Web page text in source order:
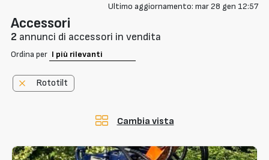
Ultimo aggiornamento: mar 28 gen 12:57
Accessori
2 annunci di accessori in vendita
Ordina per
Rototilt
Cambia vista